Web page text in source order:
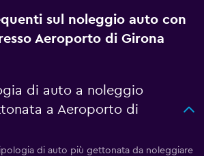
sul noleggio auto con
Aeroporto di Girona
di auto a noleggio
a Aeroporto di
di auto più gettonata da noleggiare